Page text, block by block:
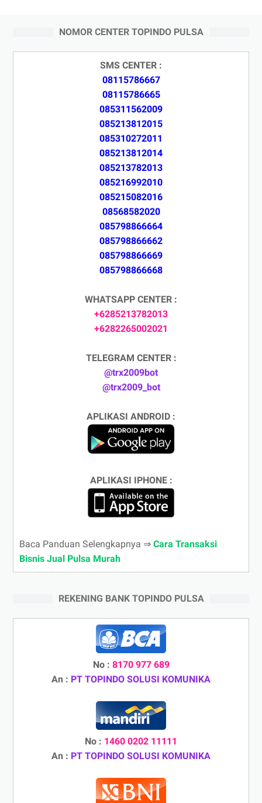
NOMOR CENTER TOPINDO PULSA
SMS CENTER :
08115786667
08115786665
085311562009
085213812015
085310272011
085213812014
085213782013
085216992010
085215082016
08568582020
085798866664
085798866662
085798866669
085798866668
WHATSAPP CENTER :
+6285213782013
+6282265002021
TELEGRAM CENTER :
@trx2009bot
@trx2009_bot
APLIKASI ANDROID :
APLIKASI IPHONE :
Baca Panduan Selengkapnya ⇒ Cara Transaksi
Bisnis Jual Pulsa Murah
REKENING BANK TOPINDO PULSA
No : 8170 977 689
An : PT TOPINDO SOLUSI KOMUNIKA
No : 1460 0202 11111
An : PT TOPINDO SOLUSI KOMUNIKA